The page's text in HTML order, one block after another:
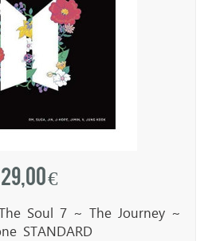
29,00 €
Soul 7 ~ The Journey ~
STANDARD